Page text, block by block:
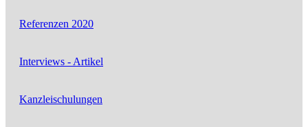
Referenzen 2020
Interviews - Artikel
Kanzleischulungen